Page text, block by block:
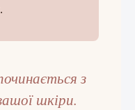
з
шкіри.